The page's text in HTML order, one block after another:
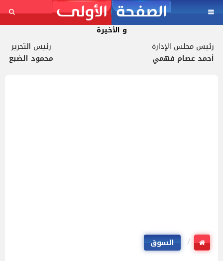
و الأخيرة
رئيس مجلس الإدارة
أحمد عصام فهمي
رئيس التحرير
محمود الضبع
السوق